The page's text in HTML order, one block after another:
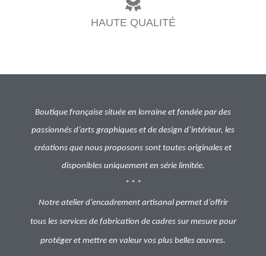
HAUTE QUALITÉ
Boutique française située en lorraine et fondée par des
passionnés d’arts graphiques et de design d’intérieur, les
créations que nous proposons sont toutes originales et
disponibles uniquement en série limitée.
* * *
Notre atelier d’encadrement artisanal permet d’offrir
tous les services de fabrication de cadres sur mesure pour
protéger et mettre en valeur vos plus belles œuvres.